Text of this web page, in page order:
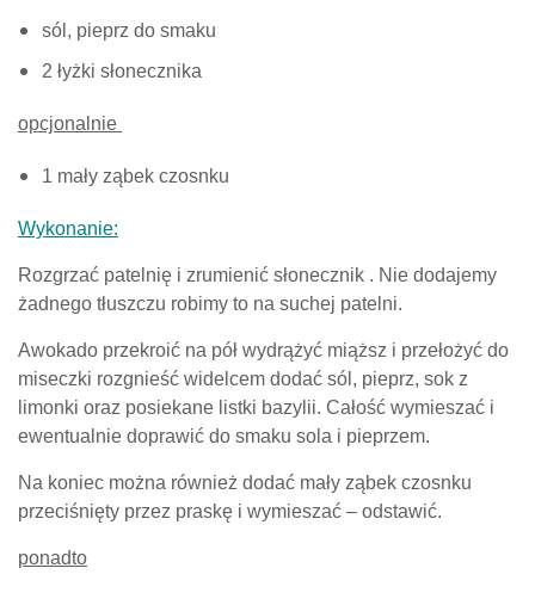
sól, pieprz do smaku
2 łyżki słonecznika
opcjonalnie
1 mały ząbek czosnku
Wykonanie:
Rozgrzać patelnię i zrumienić słonecznik . Nie dodajemy
żadnego tłuszczu robimy to na suchej patelni.
Awokado przekroić na pół wydrążyć miąższ i przełożyć do
miseczki rozgnieść widelcem dodać sól, pieprz, sok z
limonki oraz posiekane listki bazylii. Całość wymieszać i
ewentualnie doprawić do smaku sola i pieprzem.
Na koniec można również dodać mały ząbek czosnku
przeciśnięty przez praskę i wymieszać – odstawić.
ponadto